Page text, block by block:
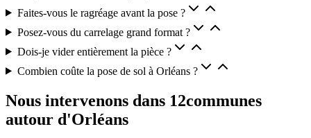
Faites-vous le ragréage avant la pose ?
Posez-vous du carrelage grand format ?
Dois-je vider entièrement la pièce ?
Combien coûte la pose de sol à Orléans ?
Nous intervenons dans 12communes
autour d'Orléans